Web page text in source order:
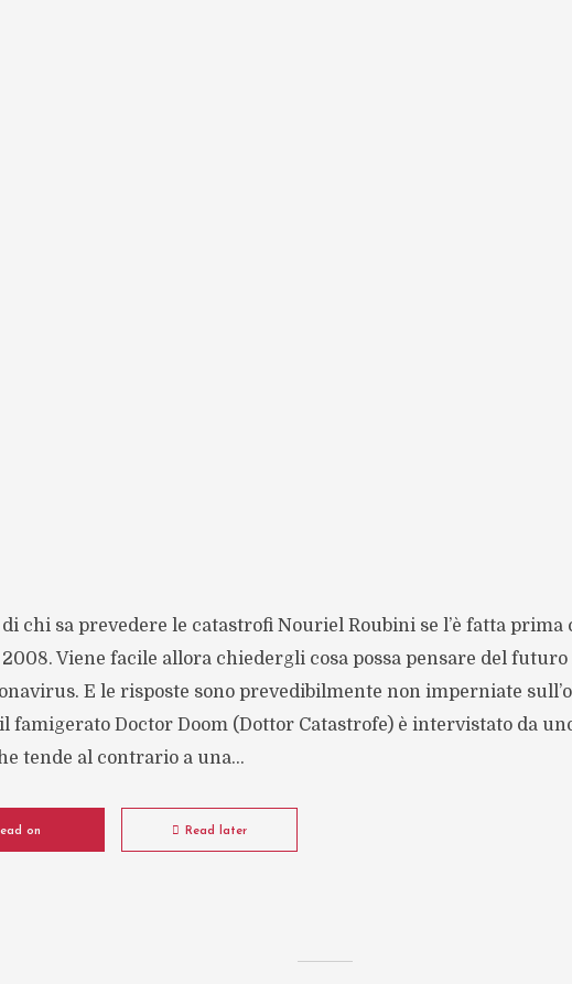
chi sa prevedere le catastrofi Nouriel Roubini se l’è fatta prima
Viene facile allora chiedergli cosa possa pensare del
E le risposte sono prevedibilmente non imperniate
famigerato Doctor Doom (Dottor Catastrofe) è intervistato da
tende al contrario a una...
on Read later